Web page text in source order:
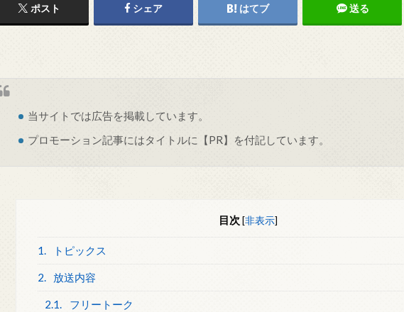
ポスト シェア はてブ 送る
当サイトでは広告を掲載しています。
プロモーション記事にはタイトルに【PR】を付記しています。
目次 [非表示]
1. トピックス
2. 放送内容
2.1. フリートーク